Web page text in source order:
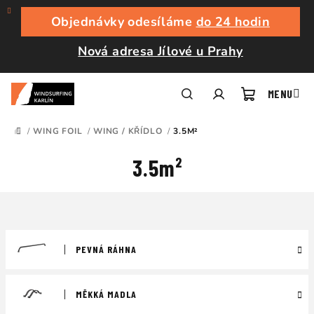
Přejít
obsah
Objednávky odesíláme do 24 hodin
Nová adresa Jílové u Prahy
DOMŮ
/ WING FOIL / WING / KŘÍDLO / 3.5M²
3.5m²
PEVNÁ RÁHNA
MĚKKÁ MADLA